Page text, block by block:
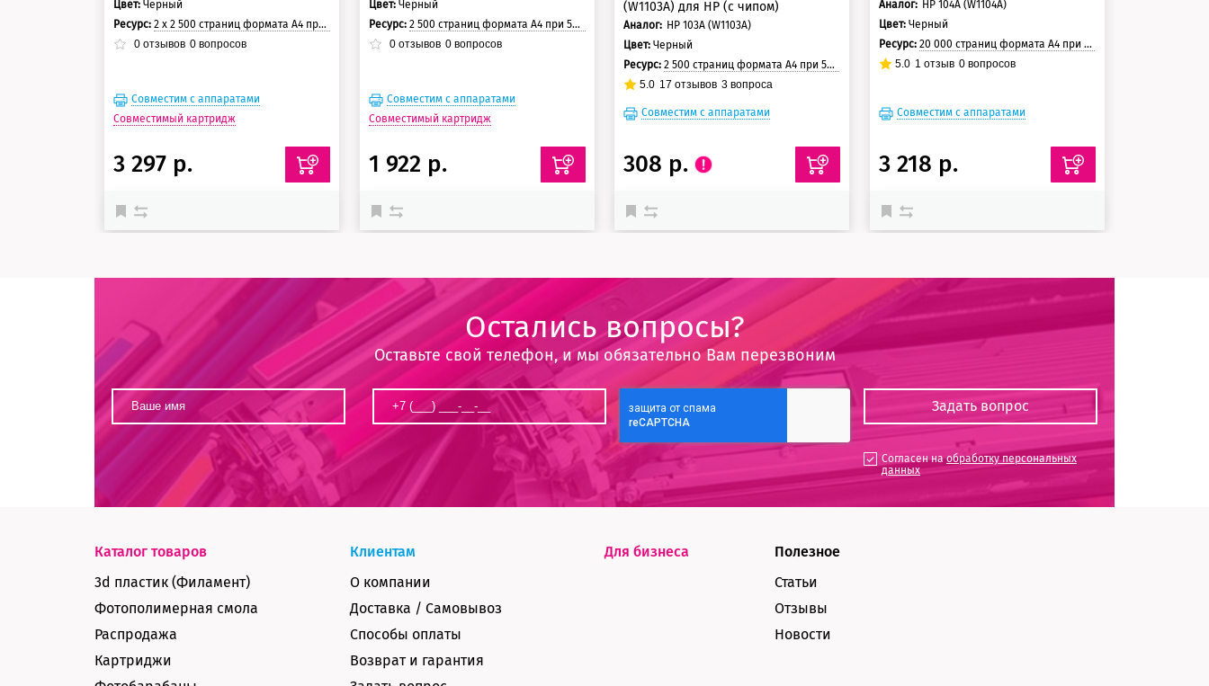
Цвет: Черный
Ресурс:2 х 2 500 страниц формата А4 при 5% заполнении страницы.
0 отзывов 0 вопросов
Совместим с аппаратами
Совместимый картридж
3 297 р.
Цвет: Черный
Ресурс: 2 500 страниц формата А4 при 5% заполнении страницы.
0отзывов 0вопросов
Совместим с аппаратами
Совместимый картридж
1 922 р.
(W1103A) для HP (с чипом)
Аналог: HP 103A (W1103A)
Цвет: Черный
Ресурс:2 500 страниц формата А4 при 5% заполнении страницы
5.0 17 отзывов 3 вопроса
Совместим с аппаратами
308 р.
Аналог: HP 104A (W1104A)
Цвет: Черный
Ресурс: 20 000 страниц формата А4 при 5% заполнении страницы
5.0 1 отзыв 0вопросов
Совместим с аппаратами
3 218 р.
Остались вопросы?
Оставьте свой телефон, и мы обязательно Вам перезвоним
Согласен наобработку персональных
данных
Каталог товаров
3d пластик (Филамент)
Фотополимерная смола
Распродажа
Картриджи
Клиентам
О компании
Доставка / Самовывоз
Способы оплаты
Возврат и гарантия
Для бизнеса
Полезное
Статьи
Отзывы
Новости